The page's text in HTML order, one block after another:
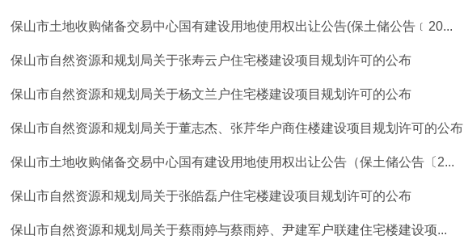
保山市土地收购储备交易中心国有建设用地使用权出让公告(保土储公告﹝20...
保山市自然资源和规划局关于张寿云户住宅楼建设项目规划许可的公布
保山市自然资源和规划局关于杨文兰户住宅楼建设项目规划许可的公布
保山市自然资源和规划局关于董志杰、张芹华户商住楼建设项目规划许可的公布
保山市土地收购储备交易中心国有建设用地使用权出让公告（保土储公告〔2...
保山市自然资源和规划局关于张皓磊户住宅楼建设项目规划许可的公布
保山市自然资源和规划局关于蔡雨婷与蔡雨婷、尹建军户联建住宅楼建设项...